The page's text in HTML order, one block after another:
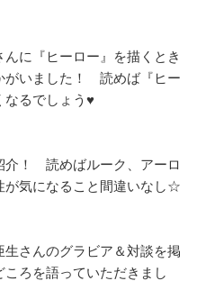
に『ヒーロー』を描くとき
がいました！ 読めば『ヒー
なるでしょう♥
介！ 読めばルーク、アーロ
が気になること間違いなし☆
さんのグラビア＆対談を掲
ろを語っていただきまし